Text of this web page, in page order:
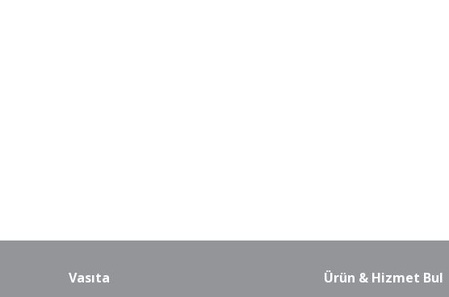
Vasıta
Ürün & Hizmet Bul